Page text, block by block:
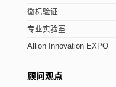
徽标验证
专业实验室
Allion Innovation EXPO
顾问观点